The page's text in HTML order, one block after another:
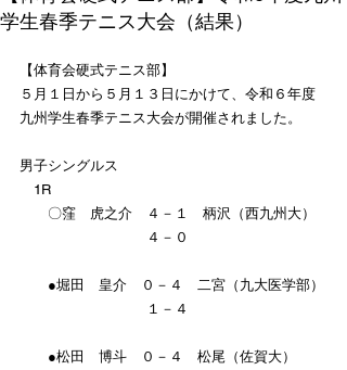
学生春季テニス大会（結果）
【体育会硬式テニス部】
５月１日から５月１３日にかけて、令和６年度
九州学生春季テニス大会が開催されました。
男子シングルス
1R
〇窪　虎之介　４－１　柄沢（西九州大）
４－０
●堀田　皇介　０－４　二宮（九大医学部）
１－４
●松田　博斗　０－４　松尾（佐賀大）